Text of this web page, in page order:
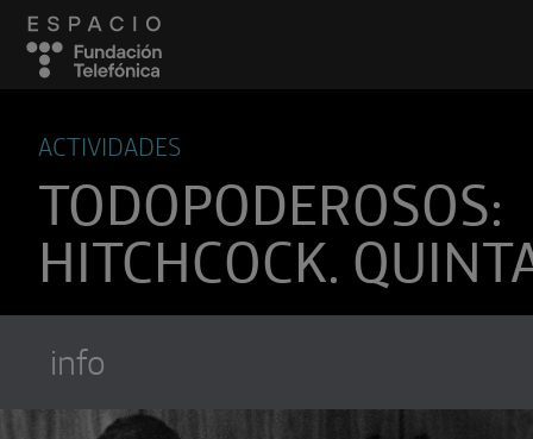
ACTIVIDADES
TODOPODEROSOS:
HITCHCOCK.
info